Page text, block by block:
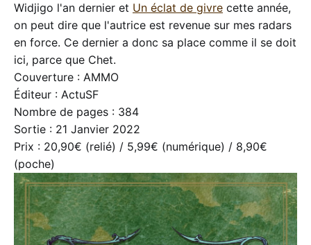
Widjigo l'an dernier et Un éclat de givre cette année,
on peut dire que l'autrice est revenue sur mes radars
en force. Ce dernier a donc sa place comme il se doit
ici, parce que Chet.
Couverture : AMMO
Éditeur : ActuSF
Nombre de pages : 384
Sortie : 21 Janvier 2022
Prix : 20,90€ (relié) / 5,99€ (numérique) / 8,90€
(poche)